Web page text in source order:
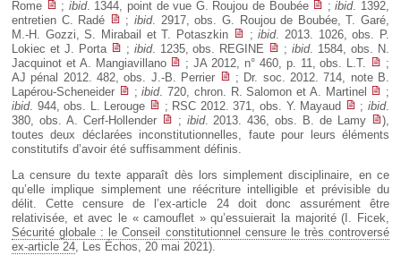
Rome ; ibid. 1344, point de vue G. Roujou de Boubée ;ibid. 1392,
entretien C. Radé
;ibid. 2917, obs. G. Roujou de Boubée, T. Garé,
M.-H. Gozzi, S. Mirabail et T. Potaszkin
;ibid. 2013. 1026, obs. P.
Lokiec et J. Porta
; ibid. 1235, obs. REGINE ;ibid. 1584, obs. N.
Jacquinot et A. Mangiavillano
; JA 2012, n° 460, p. 11, obs. L.T.
;
AJ pénal 2012. 482, obs. J.-B. Perrier
; Dr. soc. 2012. 714, note B.
Lapérou-Scheneider
;ibid. 720, chron. R. Salomon et A. Martinel
;
ibid. 944, obs. L. Lerouge ; RSC 2012. 371, obs. Y. Mayaud ;ibid.
380, obs. A. Cerf-Hollender
; ibid. 2013. 436, obs. B. de Lamy
),
toutes deux déclarées inconstitutionnelles, faute pour leurs éléments
constitutifs d’avoir été suffisamment définis.
La censure du texte apparaît dès lors simplement disciplinaire, en ce
qu’elle implique simplement une réécriture intelligible et prévisible du
délit. Cette censure de l’ex-article 24 doit donc assurément être
relativisée, et avec le « camouflet » qu’essuierait la majorité (I. Ficek,
Sécurité globale : le Conseil constitutionnel censure le très controversé
ex-article 24 , Les Échos, 20 mai 2021).